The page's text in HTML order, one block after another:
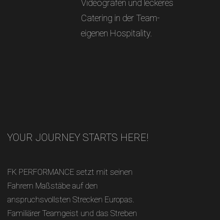
Videografen und leckeres
Catering in der Team-
eigenen Hospitality.
YOUR JOURNEY STARTS HERE!
FK PERFORMANCE setzt mit seinen
Fahrern Maßstäbe auf den
anspruchsvollsten Strecken Europas.
Familiärer Teamgeist und das Streben